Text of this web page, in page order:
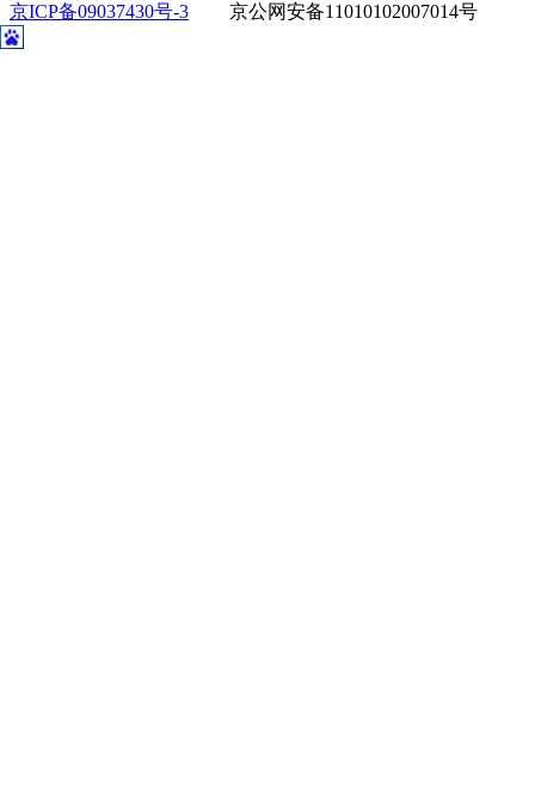
京ICP备09037430号-3
京公网安备11010102007014号